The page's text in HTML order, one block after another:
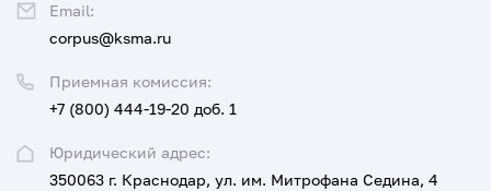
Юридический адрес:
350063 г. Краснодар, ул. им. Митрофана Седина, 4
Приемная комиссия:
+7 (800) 444-19-20 доб. 1
Email:
corpus@ksma.ru